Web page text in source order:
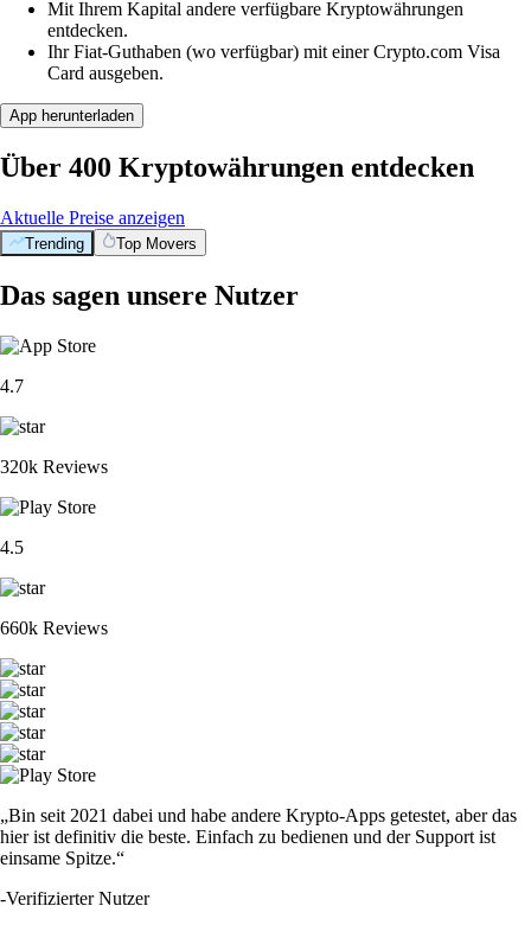
Mit Ihrem Kapital andere verfügbare Kryptowährungen
entdecken.
Ihr Fiat-Guthaben (wo verfügbar) mit einer Crypto.com Visa
Card ausgeben.
App herunterladen
Über 400 Kryptowährungen entdecken
Aktuelle Preise anzeigen
Trending Top Movers
Das sagen unsere Nutzer
4.7
320k Reviews
4.5
660k Reviews
„Bin seit 2021 dabei und habe andere Krypto-Apps getestet, aber das
hier ist definitiv die beste. Einfach zu bedienen und der Support ist
einsame Spitze.“
-Verifizierter Nutzer